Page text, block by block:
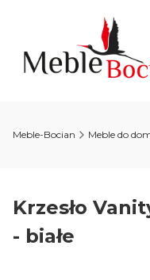
Meble-Bocian Meble do
Krzesło
- białe